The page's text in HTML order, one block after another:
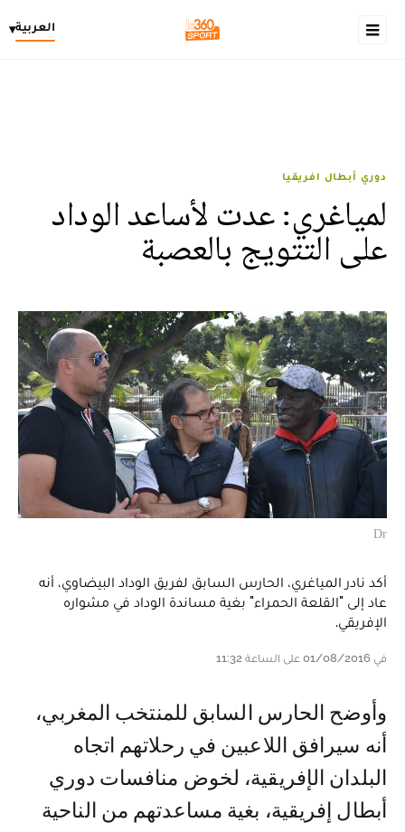
العربية▾
دوري أبطال افريقيا
لمياغري: عدت لأساعد الوداد
على التتويج بالعصبة
Dr
أكد نادر المياغري، الحارس السابق لفريق الوداد البيضاوي، أنه
عاد إلى "القلعة الحمراء" بغية مساندة الوداد في مشواره
الإفريقي.
في 01/08/2016 على الساعة 11:32
وأوضح الحارس السابق للمنتخب المغربي،
أنه سيرافق اللاعبين في رحلاتهم اتجاه
البلدان الإفريقية، لخوض منافسات دوري
أبطال إفريقية، بغية مساعدتهم من الناحية